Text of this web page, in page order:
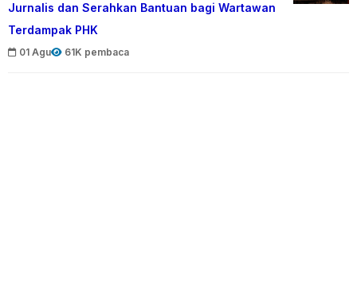
Jurnalis dan Serahkan Bantuan bagi Wartawan
Terdampak PHK
01 Agu 61K pembaca